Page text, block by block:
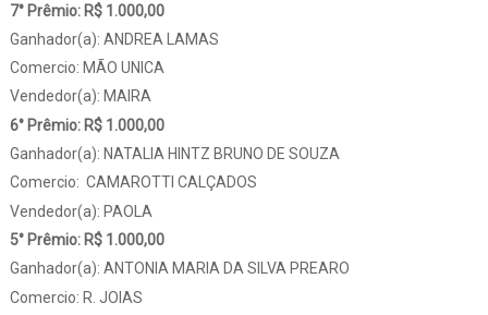
7° Prêmio: R$ 1.000,00
Ganhador(a): ANDREA LAMAS
Comercio: MÃO UNICA
Vendedor(a): MAIRA
6° Prêmio: R$ 1.000,00
Ganhador(a): NATALIA HINTZ BRUNO DE SOUZA
Comercio: CAMAROTTI CALÇADOS
Vendedor(a): PAOLA
5° Prêmio: R$ 1.000,00
Ganhador(a): ANTONIA MARIA DA SILVA PREARO
Comercio: R. JOIAS